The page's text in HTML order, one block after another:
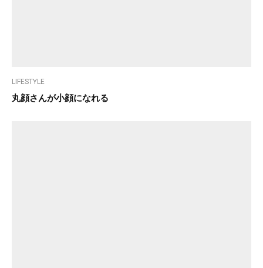
LIFESTYLE
丸顔さんが小顔になれる